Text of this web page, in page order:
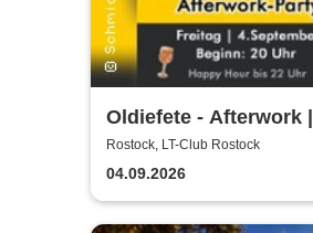
Oldiefete - Afterwork
Club Rostock
Rostock, LT-Club Rostock
04.09.2026